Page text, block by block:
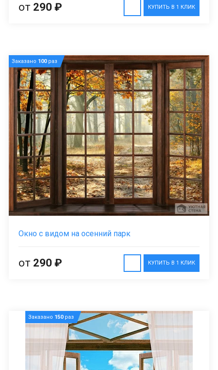
КУПИТЬ В 1 КЛИК
от 290 ₽
Заказано 100раз
Окно с видом на осенний парк
КУПИТЬ В 1 КЛИК
от 290 ₽
Заказано 150раз